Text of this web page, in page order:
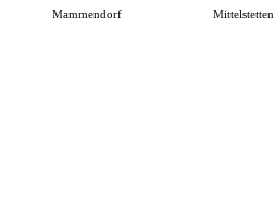
Mammendorf Mittelstetten